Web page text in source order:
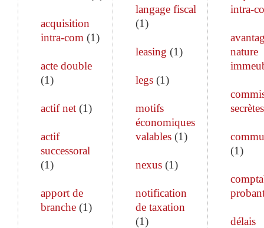
acquisition
intra-com (1)
acte double
(1)
actif net (1)
actif
successoral
(1)
apport de
branche (1)
langage fiscal
(1)
leasing (1)
legs(1)
motifs
économiques
valables(1)
nexus(1)
notification
de taxation
(1)
intra-
nature
secrètes
(1)
délais